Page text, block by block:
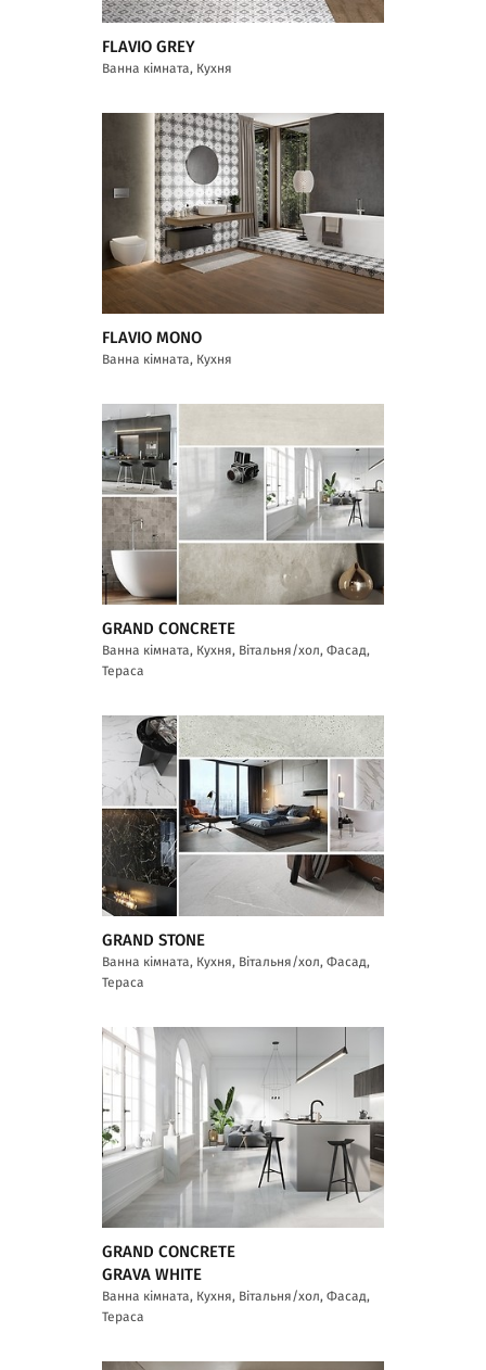
FLAVIO GREY
Ванна кімната, Кухня
FLAVIO MONO
Ванна кімната, Кухня
GRAND CONCRETE
Ванна кімната, Кухня, Вітальня/хол, Фасад,
Тераса
GRAND STONE
Ванна кімната, Кухня, Вітальня/хол, Фасад,
Тераса
GRAND CONCRETE
GRAVA WHITE
Ванна кімната, Кухня, Вітальня/хол, Фасад,
Тераса